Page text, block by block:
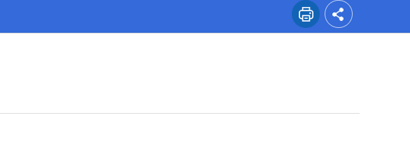
나의 문의내역
개인정보 관리